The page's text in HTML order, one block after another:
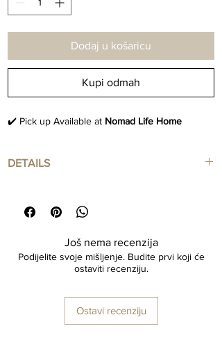
Dodaj u košaricu
Kupi odmah
✔️ Pick up Available at Nomad Life Home
DETAILS
As these are made by hand, each piece is
be slight variations in shape, texture and colour
to the piece displayed.
Još nema recenzija
Podijelite svoje mišljenje. Budite prvi koji će
ostaviti recenziju.
Ostavi recenziju